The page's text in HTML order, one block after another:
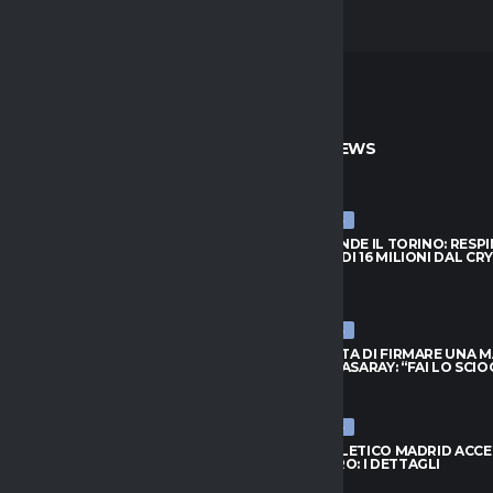
ULTIME NEWS
ULTIME NEWS
NJIE SI PRENDE IL TORINO:
L’OFFERTA DI 16 MILIONI DAL
ULTIME NEWS
LEAO RIFIUTA DI FIRMARE UNA
DEL GALATASARAY: “FAI LO
ULTIME NEWS
INTER, L’ATLETICO MADRID
PER ROMERO: I DETTAGLI